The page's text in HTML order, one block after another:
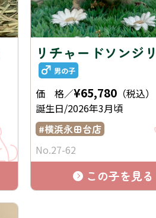
リチャードソンジ
男の子
価 格／¥65,780 （税込）
誕生日/2026年3月頃
横浜永田台店
No.27-62
この子を見る